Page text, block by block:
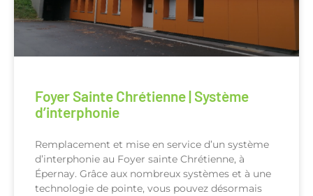
Foyer Sainte Chrétienne | Système
d’interphonie
Remplacement et mise en service d’un système
d’interphonie au Foyer sainte Chrétienne, à
Épernay. Grâce aux nombreux systèmes et à une
technologie de pointe, vous pouvez désormais